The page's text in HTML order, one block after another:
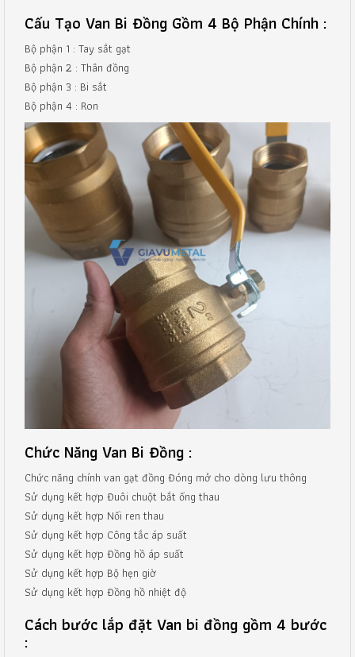
Cấu Tạo Van Bi Đồng Gồm 4 Bộ Phận Chính :
Bộ phận 1 : Tay sắt gạt
Bộ phận 2 : Thân đồng
Bộ phận 3 : Bi sắt
Bộ phận 4 : Ron
Chức Năng Van Bi Đồng :
Chức năng chính van gạt đồng Đóng mở cho dòng lưu thông
Sử dụng kết hợp Đuôi chuột bắt ống thau
Sử dụng kết hợp Nối ren thau
Sử dụng kết hợp Công tắc áp suất
Sử dụng kết hợp Đồng hồ áp suất
Sử dụng kết hợp Bộ hẹn giờ
Sử dụng kết hợp Đồng hồ nhiệt độ
Cách bước lắp đặt Van bi đồng gồm 4 bước
: